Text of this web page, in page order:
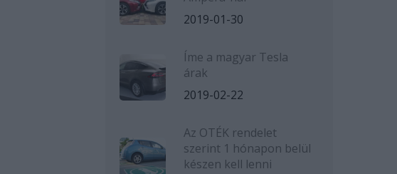
2019-01-30
Íme a magyar Tesla
árak
2019-02-22
Az OTÉK rendelet
szerint 1 hónapon belül
készen kell lenni